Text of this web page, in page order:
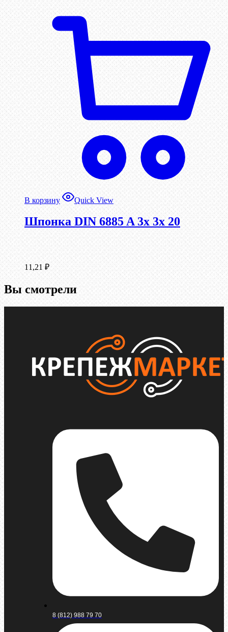
В корзину Quick View
Шпонка DIN 6885 A 3x 3x 20
11,21 ₽
Вы смотрели
8 (812) 988 79 70